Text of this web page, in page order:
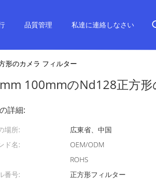
品質管理 私達に連絡しなさい
形のカメラ フィルター
100mmのNd128正方
詳細:
場所:
広東省、中国
ド名:
OEM/ODM
ROHS
番号:
正方形フィルター